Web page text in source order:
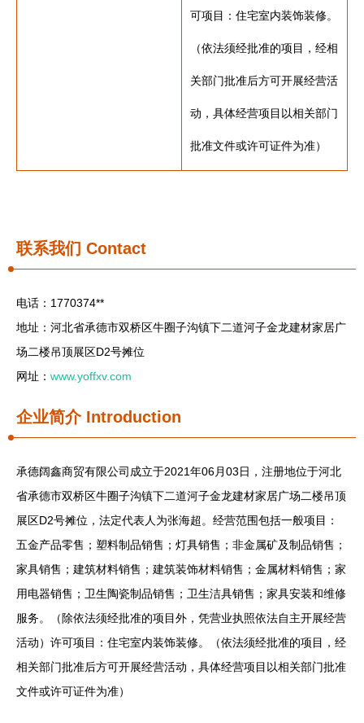
可项目：住宅室内装饰装修。
（依法须经批准的项目，经相
关部门批准后方可开展经营活
动，具体经营项目以相关部门
批准文件或许可证件为准）
联系我们 Contact
电话：1770374**
地址：河北省承德市双桥区牛圈子沟镇下二道河子金龙建材家居广
场二楼吊顶展区D2号摊位
网址： www.yoffxv.com
企业简介Introduction
承德阔鑫商贸有限公司成立于2021年06月03日，注册地位于河北
省承德市双桥区牛圈子沟镇下二道河子金龙建材家居广场二楼吊顶
展区D2号摊位，法定代表人为张海超。经营范围包括一般项目：
五金产品零售；塑料制品销售；灯具销售；非金属矿及制品销售；
家具销售；建筑材料销售；建筑装饰材料销售；金属材料销售；家
用电器销售；卫生陶瓷制品销售；卫生洁具销售；家具安装和维修
服务。（除依法须经批准的项目外，凭营业执照依法自主开展经营
活动）许可项目：住宅室内装饰装修。（依法须经批准的项目，经
相关部门批准后方可开展经营活动，具体经营项目以相关部门批准
文件或许可证件为准）